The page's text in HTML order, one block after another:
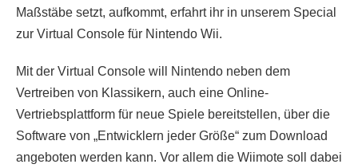
Maßstäbe setzt, aufkommt, erfahrt ihr in unserem Special
zur Virtual Console für Nintendo Wii.
Mit der Virtual Console will Nintendo neben dem
Vertreiben von Klassikern, auch eine Online-
Vertriebsplattform für neue Spiele bereitstellen, über die
Software von „Entwicklern jeder Größe“ zum Download
angeboten werden kann. Vor allem die Wiimote soll dabei